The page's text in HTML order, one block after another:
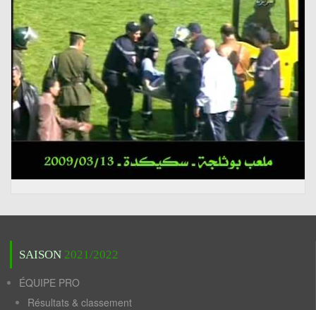
SAISON 2021/2022
ÉQUIPE PRO
Résultats & classement